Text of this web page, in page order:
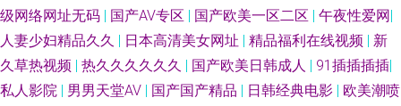
级网络网址无码 | 国产AV专区 | 国产欧美一区二区 | 午夜性爱网|
人妻少妇精品久久 | 日本高清美女网址 | 精品福利在线视频 | 新
久草热视频 | 热久久久久久久 | 国产欧美日韩成人 | 91插插插插|
私人影院 | 男男天堂AV | 国产国产精品 | 日韩经典电影 | 欧美潮喷